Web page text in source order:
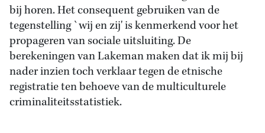
bij horen. Het consequent gebruiken van de
tegenstelling `wij en zij' is kenmerkend voor het
propageren van sociale uitsluiting. De
berekeningen van Lakeman maken dat ik mij bij
nader inzien toch verklaar tegen de etnische
registratie ten behoeve van de multiculturele
criminaliteitsstatistiek.